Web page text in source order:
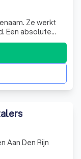
Ze werkt
Een absolute
Aan Den Rijn